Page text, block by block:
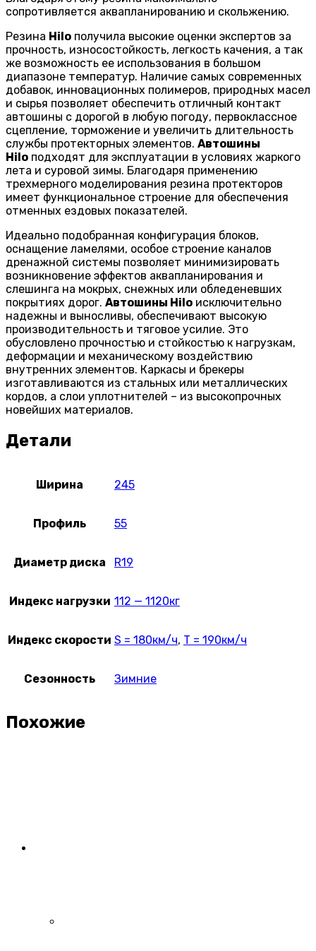
сопротивляется аквапланированию и скольжению.
Резина Hilo получила высокие оценки экспертов за
прочность, износостойкость, легкость качения, а так
же возможность ее использования в большом
диапазоне температур. Наличие самых современных
добавок, инновационных полимеров, природных масел
и сырья позволяет обеспечить отличный контакт
автошины с дорогой в любую погоду, первоклассное
сцепление, торможение и увеличить длительность
службы протекторных элементов. Автошины
Hilo подходят для эксплуатации в условиях жаркого
лета и суровой зимы. Благодаря применению
трехмерного моделирования резина протекторов
имеет функциональное строение для обеспечения
отменных ездовых показателей.
Идеально подобранная конфигурация блоков,
оснащение ламелями, особое строение каналов
дренажной системы позволяет минимизировать
возникновение эффектов аквапланирования и
слешинга на мокрых, снежных или обледеневших
покрытиях дорог. Автошины Hilo исключительно
надежны и выносливы, обеспечивают высокую
производительность и тяговое усилие. Это
обусловлено прочностью и стойкостью к нагрузкам,
деформации и механическому воздействию
внутренних элементов. Каркасы и брекеры
изготавливаются из стальных или металлических
кордов, а слои уплотнителей – из высокопрочных
новейших материалов.
Детали
Ширина 245
Профиль 55
Диаметр диска R19
Индекс нагрузки 112 — 1120кг
Индекс скорости S = 180км/ч, T = 190км/ч
Сезонность Зимние
Похожие